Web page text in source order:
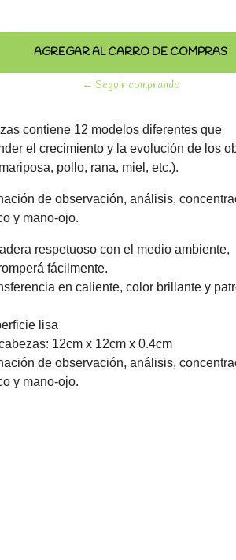
← Seguir comprando
contiene 12 modelos diferentes que
el crecimiento y la evolución de los
pollo, rana, miel, etc.).
de observación, análisis,
y mano-ojo.
respetuoso con el medio ambiente,
fácilmente.
en caliente, color brillante y
lisa
12cm x 12cm x 0.4cm
de observación, análisis,
y mano-ojo.